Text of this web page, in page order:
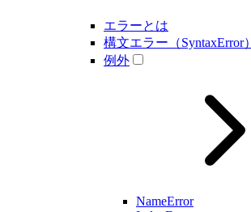
エラーとは
構文エラー（SyntaxError）
例外
NameError